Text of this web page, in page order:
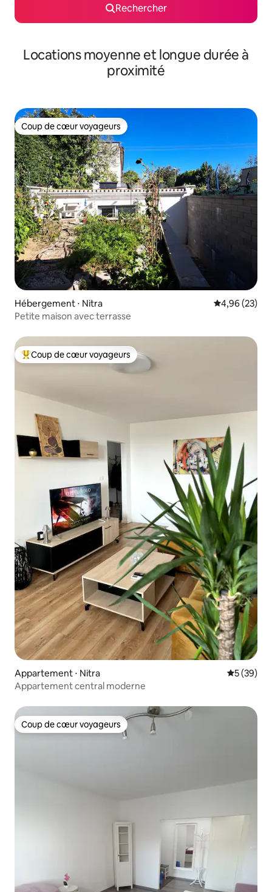
Rechercher
Locations moyenne et longue durée à
proximité
Coup de cœur voyageurs
Coup de cœur voyageurs
Hébergement ⋅ Nitra Évaluation
4,96 (23)
Petite maison avec terrasse
Coups de cœur voyageurs les plus appréciés
Coup de cœur voyageurs
Appartement ⋅ Nitra
5 (39)
Appartement central moderne
Coup de cœur voyageurs
Coup de cœur voyageurs